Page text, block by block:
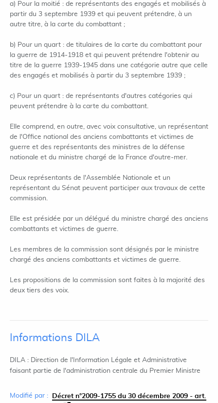
a) Pour la moitié : de représentants des engagés et mobilisés à
partir du 3 septembre 1939 et qui peuvent prétendre, à un
autre titre, à la carte du combattant ;
b) Pour un quart : de titulaires de la carte du combattant pour
la guerre de 1914-1918 et qui peuvent prétendre l'obtenir au
titre de la guerre 1939-1945 dans une catégorie autre que celle
des engagés et mobilisés à partir du 3 septembre 1939 ;
c) Pour un quart : de représentants d'autres catégories qui
peuvent prétendre à la carte du combattant.
Elle comprend, en outre, avec voix consultative, un représentant
de l'Office national des anciens combattants et victimes de
guerre et des représentants des ministres de la défense
nationale et du ministre chargé de la France d'outre-mer.
Deux représentants de l'Assemblée Nationale et un
représentant du Sénat peuvent participer aux travaux de cette
commission.
Elle est présidée par un délégué du ministre chargé des anciens
combattants et victimes de guerre.
Les membres de la commission sont désignés par le ministre
chargé des anciens combattants et victimes de guerre.
Les propositions de la commission sont faites à la majorité des
deux tiers des voix.
Informations DILA
DILA : Direction de l'Information Légale et Administrative
faisant partie de l'administration centrale du Premier Ministre
Modifié par :
Décret n°2009-1755 du 30 décembre 2009 - art.